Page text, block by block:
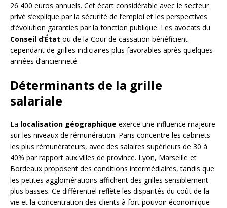
26 400 euros annuels. Cet écart considérable avec le secteur
privé s’explique par la sécurité de l’emploi et les perspectives
d’évolution garanties par la fonction publique. Les avocats du
Conseil d’État ou de la Cour de cassation bénéficient
cependant de grilles indiciaires plus favorables après quelques
années d’ancienneté.
Déterminants de la grille
salariale
La localisation géographique exerce une influence majeure
sur les niveaux de rémunération. Paris concentre les cabinets
les plus rémunérateurs, avec des salaires supérieurs de 30 à
40% par rapport aux villes de province. Lyon, Marseille et
Bordeaux proposent des conditions intermédiaires, tandis que
les petites agglomérations affichent des grilles sensiblement
plus basses. Ce différentiel reflète les disparités du coût de la
vie et la concentration des clients à fort pouvoir économique